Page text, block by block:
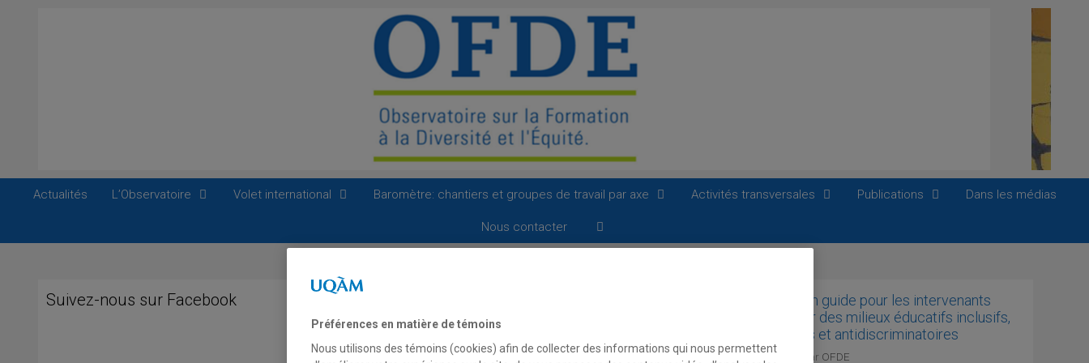
Mandat
Actualités L’Observatoire Volet international Baromètre: chantiers et groupes de travail par axe Activités transversales Publications Dans les médias
Nous contacter
outils destinée aux directions
Publication d’un guide pour les intervenants
scolaires : Pour des milieux éducatifs inclusifs,
démocratiques et antidiscriminatoires
24 octobre 2018 par OFDE
Suivez-nous sur Facebook
Préférences en matière de témoins
Nous utilisons des témoins (cookies) afin de collecter des informations qui nous permettent